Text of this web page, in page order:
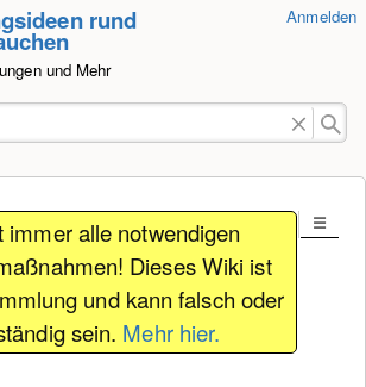
rund
und Mehr
Anmelden
immer alle notwendigen
Dieses Wiki ist
und kann falsch oder
sein. Mehr hier.